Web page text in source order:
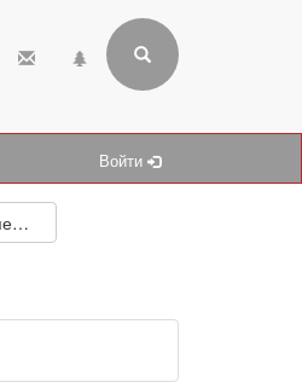
Войти
Спортивная энциклопедия Беларуси